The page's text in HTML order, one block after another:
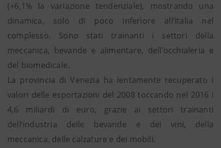
(+6,1% la variazione tendenziale), mostrando una
dinamica, solo di poco inferiore all’Italia nel
complesso. Sono stati trainanti i settori della
meccanica, bevande e alimentare, dell’occhialeria e
del biomedicale.
La provincia di Venezia ha lentamente recuperato i
valori delle esportazioni del 2008 toccando nel 2016 i
4,6 miliardi di euro, grazie ai settori trainanti
dell’industria delle bevande e dei vini, della
meccanica, delle calzature e dei mobili.